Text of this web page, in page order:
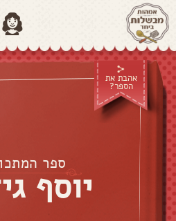
אהבת את
הספר?
ספר
יוסף